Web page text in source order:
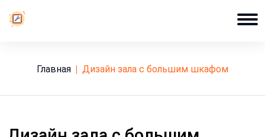
Главная дизайн зала с большим шкафом